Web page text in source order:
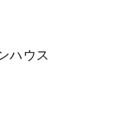
ハウス